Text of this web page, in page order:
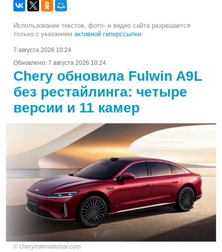
Использование текстов, фото- и видео сайта разрешается
только с указанием активной гиперссылки.
7 августа 2026 10:24
Обновлено: 7 августа 2026 10:24
Chery обновила Fulwin A9L
без рестайлинга: четыре
версии и 11 камер
cheryinternational.com